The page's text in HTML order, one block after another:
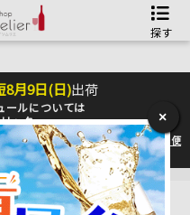
探す
8月9日(日)出荷
ールについては
ック
じております。最新情報は佐川急便
下さい。
×